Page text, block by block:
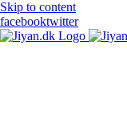
Skip to content
facebooktwitter